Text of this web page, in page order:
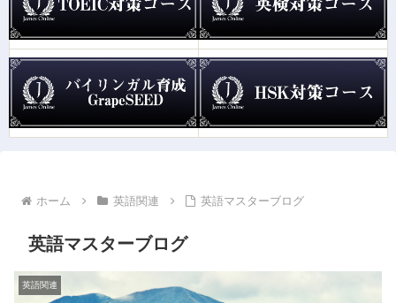
ホーム 英語関連 英語マスターブログ
英語マスターブログ
英語関連